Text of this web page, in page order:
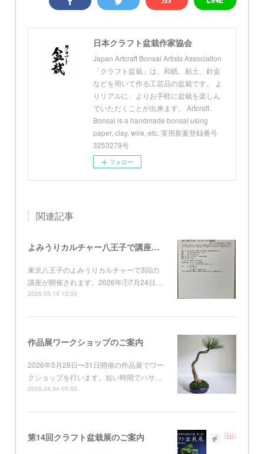
日本クラフト盆栽作家協会
Japan Artcraft Bonsai Artists Association
「クラフト盆栽」は、和紙、粘土、針金
などを用いて作る工芸品の盆栽です。 よ
りリアルに、よりお手軽に盆栽を楽しん
でいただくことが出来ます。 Artcraft
Bonsai is a handmade bonsai using
paper, clay, wire, etc. 実用新案登録番号
3253279号
フォロー
関連記事
よみうりカルチャー八王子で講座開催
東京八王子のよみうりカルチャーで3回の
講座が開催されます。2026年①7月24日…
2026.05.19 13:33
作品展ワークショップのご案内
2026年5月28日〜31日開催の作品展でワー
クショップを行います。短い時間でハサ…
2026.04.04 05:55
第14回クラフト盆栽展のご案内